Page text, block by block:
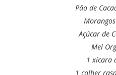
Pão de
Açúcar de
Mel
1 xícara
1 colher